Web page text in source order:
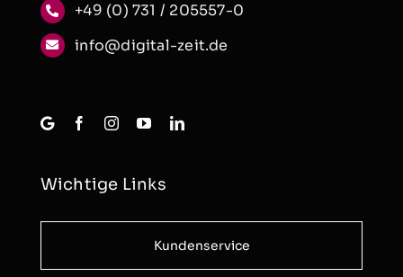
+49 (0) 731 / 205557-0
info@digital-zeit.de
Wichtige Links
Kundenservice